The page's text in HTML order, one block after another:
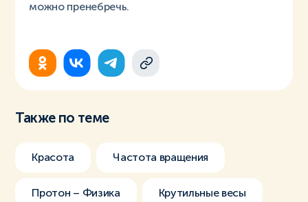
можно пренебречь.
Также по теме
Красота Частота вращения
Протон – Физика Крутильные весы